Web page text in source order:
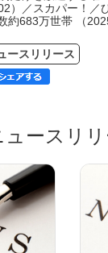
）／スカパー！／
683万世帯 （
ースリリース
ースリリ